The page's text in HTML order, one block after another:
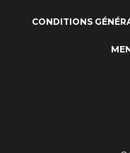
CONDITIONS